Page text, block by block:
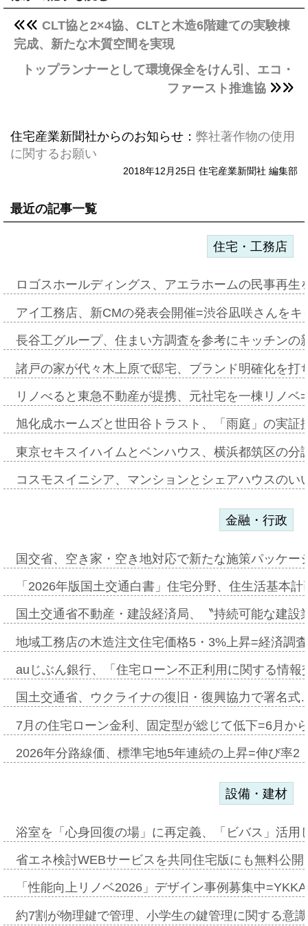
CLT協と2×4協、CLTと木造6階建ての実験棟
完成、新たな木質空間を実現
トップランナーとして環境保全をけん引、エコ・
ファースト推進協
住宅産業新聞社からのお知らせ： 弊社著作物の使用
に関するお願い
2018年12月25日 住宅産業新聞社 編集部
最近の記事一覧
住宅・工務店
ロゴスホールディングス、アエラホームの民事再
アイ工務店、新CMの発表会開催=渋谷凪咲さんを
長谷工グループ、住まい方調査を参考にキッチン
諸戸の家が代々木上原で邸宅、ブランド明確化を
リノべると東急不動産が提携、元社宅を一棟リノ
旭化成ホームズと世田谷トラスト、「雨庭」の実
東京セキスイハイムとベンハウス、横浜都筑区の
コスモスイニシア、マンションとシェアハウスの
金融・行政
国交省、空き家・空き地対応で新たな施策パッケ
「2026年版国土交通白書」住宅分野、住生活基本
国土交通省不動産・建設経済局、〝持続可能な建
地域工務店の木造注文住宅価格5・3%上昇=経済調
auじぶん銀行、「住宅ローン不正利用に関する情
国土交通省、ウクライナの復旧・復興協力で署名
7月の住宅ローン金利、固定型が総じて低下=6月か
2026年分路線価、標準宅地5年連続の上昇=伸び率
設備・建材
浴室を「心身回復の場」に再定義、「ビバス」活
省エネ検討WEBサービスを共同住宅版にも無料公
「性能向上リノベ2026」デザイン事例募集中
約7割が物理鍵で管理、小学生の鍵管理に関する意